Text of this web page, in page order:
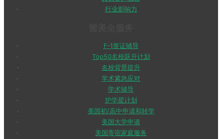
行业影响力
F-1签证辅导
Top50名校跃升计划
名校背景提升
学术紧急应对
学术辅导
护学星计划
美国初/高中申请和转学
美国大学申请
美国寄宿家庭服务